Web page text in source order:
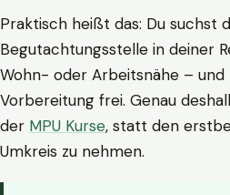
Praktisch heißt das: Du suchst
Begutachtungsstelle in deiner
Wohn- oder Arbeitsnähe –
Vorbereitung frei. Genau
der MPU Kurse, statt den
Umkreis zu nehmen.